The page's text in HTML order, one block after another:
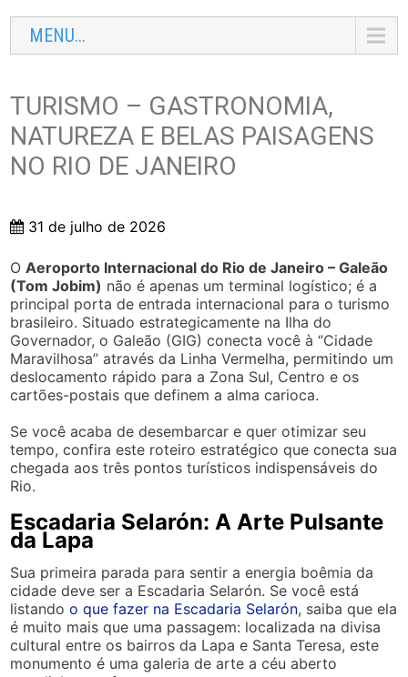
MENU...
TURISMO – GASTRONOMIA,
NATUREZA E BELAS PAISAGENS
NO RIO DE JANEIRO
31 de julho de 2026
OAeroporto Internacional do Rio de Janeiro – Galeão
(Tom Jobim) não é apenas um terminal logístico; é a
principal porta de entrada internacional para o turismo
brasileiro. Situado estrategicamente na Ilha do
Governador, o Galeão (GIG) conecta você à “Cidade
Maravilhosa” através da Linha Vermelha, permitindo um
deslocamento rápido para a Zona Sul, Centro e os
cartões-postais que definem a alma carioca.
Se você acaba de desembarcar e quer otimizar seu
tempo, confira este roteiro estratégico que conecta sua
chegada aos três pontos turísticos indispensáveis do
Rio.
Escadaria Selarón: A Arte Pulsante
da Lapa
Sua primeira parada para sentir a energia boêmia da
cidade deve ser a Escadaria Selarón. Se você está
listandoo que fazer na Escadaria Selarón, saiba que ela
é muito mais que uma passagem: localizada na divisa
cultural entre os bairros da Lapa e Santa Teresa, este
monumento é uma galeria de arte a céu aberto